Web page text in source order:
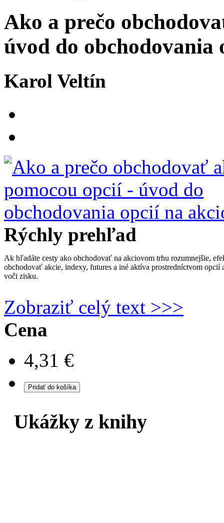
Ako a prečo
úvod do
Karol Veltín
Rýchly prehľad
Ak hľadáte cesty ako obchodovať na akciovom trhu rozumnejšie,
obchodovať akcie, indexy, futures a iné aktíva prostredníctvom
voči zisku.
Zobraziť celý text >>>
Cena
4,31 €
Ukážky z knihy